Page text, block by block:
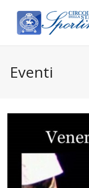
Eventi